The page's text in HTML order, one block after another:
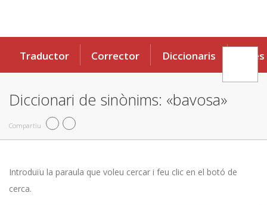
Traductor Corrector Diccionaris Eines
Diccionari de sinònims: «bavosa»
Compartiu
Introduïu la paraula que voleu cercar i feu clic en el botó de
cerca.